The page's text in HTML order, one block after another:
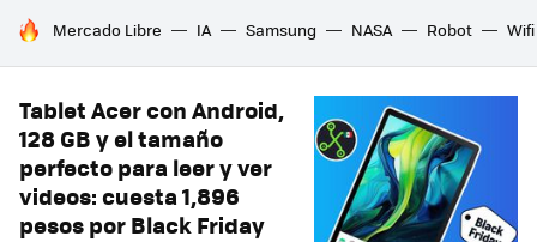
HOY SE HABLA DE
Mercado Libre IA Samsung NASA Robot Wifi
Tablet Acer con Android,
128 GB y el tamaño
perfecto para leer y ver
videos: cuesta 1,896
pesos por Black Friday